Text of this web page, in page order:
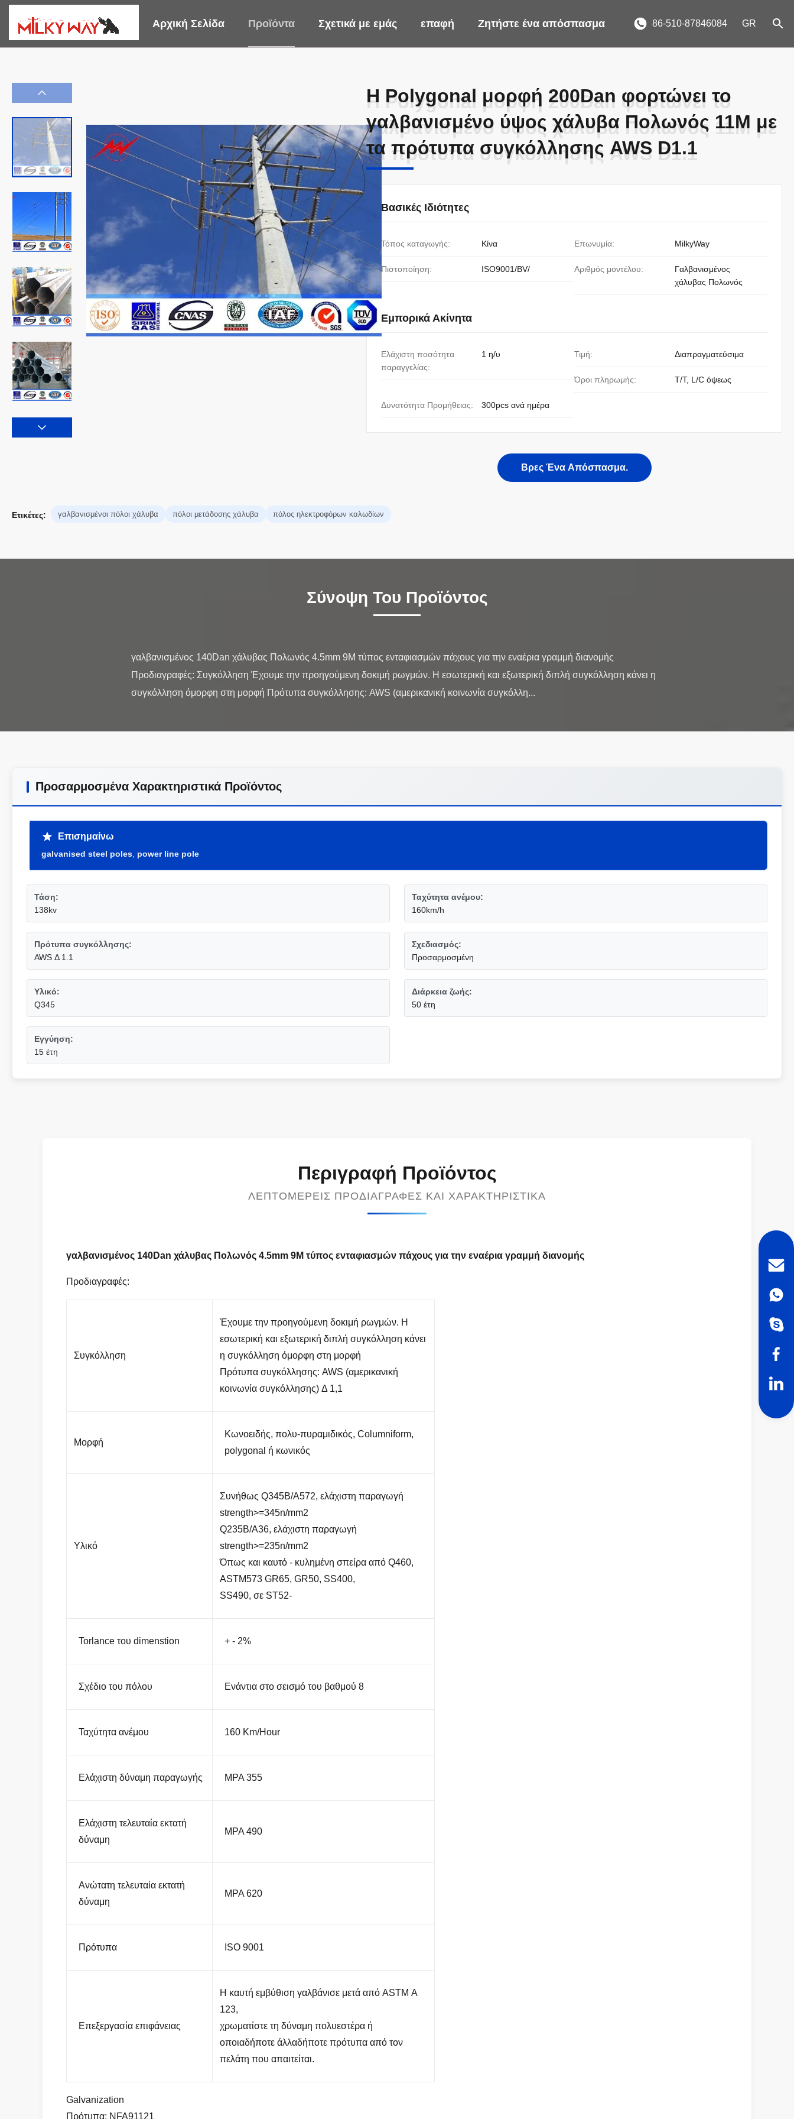
Αρχική Σελίδα Προϊόντα Σχετικά με εμάς επαφή Ζητήστε ένα απόσπασμα 86-510-87846084 GR
Η Polygonal μορφή 200Dan φορτώνει το
γαλβανισμένο ύψος χάλυβα Πολωνός 11M με
τα πρότυπα συγκόλλησης AWS D1.1
Η Polygonal μορφή 200Dan φορτώνει το
γαλβανισμένο ύψος χάλυβα Πολωνός 11M με
τα πρότυπα συγκόλλησης AWS D1.1
Βασικές Ιδιότητες
Τόπος καταγωγής: Κίνα Επωνυμία: MilkyWay
Πιστοποίηση: ISO9001/BV/ Αριθμός μοντέλου:
Γαλβανισμένος
χάλυβας Πολωνός
Εμπορικά Ακίνητα
Ελάχιστη ποσότητα
παραγγελίας:
1 η/υ Τιμή: Διαπραγματεύσιμα
Όροι πληρωμής: T/T, L/C όψεως
Δυνατότητα Προμήθειας: 300pcs ανά ημέρα
Βρες Ένα Απόσπασμα.
Ετικέτες: γαλβανισμένοι πόλοι χάλυβα πόλοι μετάδοσης χάλυβα πόλος ηλεκτροφόρων καλωδίων
Σύνοψη Του Προϊόντος
γαλβανισμένος 140Dan χάλυβας Πολωνός 4.5mm 9M τύπος ενταφιασμών πάχους για την εναέρια γραμμή διανομής
Προδιαγραφές: Συγκόλληση Έχουμε την προηγούμενη δοκιμή ρωγμών. Η εσωτερική και εξωτερική διπλή συγκόλληση κάνει η
Προσαρμοσμένα Χαρακτηριστικά Προϊόντος
Επισημαίνω
galvanised steel poles power line pole
Τάση:
138kv
Ταχύτητα ανέμου:
160km/h
Πρότυπα συγκόλλησης:
AWS Δ 1.1
Σχεδιασμός:
Προσαρμοσμένη
Υλικό:
Q345
Διάρκεια ζωής:
50 έτη
Εγγύηση:
15 έτη
Περιγραφή Προϊόντος
ΛΕΠΤΟΜΕΡΕΊΣ ΠΡΟΔΙΑΓΡΑΦΈΣ ΚΑΙ ΧΑΡΑΚΤΗΡΙΣΤΙΚΆ
γαλβανισμένος 140Dan χάλυβας Πολωνός 4.5mm 9M τύπος ενταφιασμών πάχους για την εναέρια γραμμή διανομής
Προδιαγραφές:
Συγκόλληση
Έχουμε την προηγούμενη δοκιμή ρωγμών. Η
εσωτερική και εξωτερική διπλή συγκόλληση κάνει
η συγκόλληση όμορφη στη μορφή
Πρότυπα συγκόλλησης: AWS (αμερικανική
κοινωνία συγκόλλησης) Δ 1,1
Μορφή
Κωνοειδής, πολυ-πυραμιδικός, Columniform,
polygonal ή κωνικός
Υλικό
Συνήθως Q345B/A572, ελάχιστη παραγωγή
strength>=345n/mm2
Q235B/A36, ελάχιστη παραγωγή
strength>=235n/mm2
Όπως και καυτό - κυλημένη σπείρα από Q460,
ASTM573 GR65, GR50, SS400,
SS490, σε ST52-
Torlance του dimenstion + - 2%
Σχέδιο του πόλου Ενάντια στο σεισμό του βαθμού 8
Ταχύτητα ανέμου 160 Km/Hour
Ελάχιστη δύναμη παραγωγής MPA 355
Ελάχιστη τελευταία εκτατή
δύναμη
MPA 490
Ανώτατη τελευταία εκτατή
δύναμη
MPA 620
Πρότυπα ISO 9001
Επεξεργασία επιφάνειας
Η καυτή εμβύθιση γαλβάνισε μετά από ASTM Α
123,
χρωματίστε τη δύναμη πολυεστέρα ή
οποιαδήποτε άλλαδήποτε πρότυπα από τον
πελάτη που απαιτείται.
Galvanization
Πρότυπα: NFA91121